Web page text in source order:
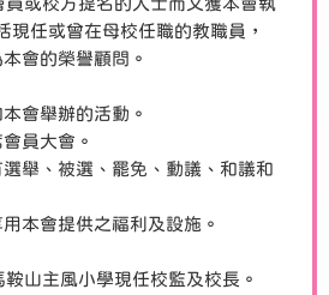
現任或曾在母校任職的教職員，
榮譽顧問。
辦的活動。
大會。
選、罷免、動議、和議和
供之福利及設施。
風小學現任校監及校長。